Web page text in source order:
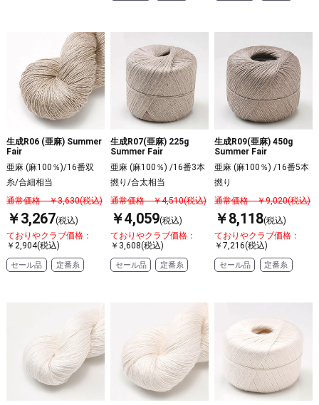
生成R06 (亜麻) Summer
Fair
亜麻 (麻100％)/16番双
糸/合細相当
通常価格 ￥3,630(税込)
￥3,267(税込)
ておりやクラブ価格：
￥2,904(税込)
セール品 定番糸
生成R07(亜麻) 225g
Summer Fair
亜麻 (麻100％) /16番3本
撚り/合太相当
通常価格 ￥4,510(税込)
￥4,059(税込)
ておりやクラブ価格：
￥3,608(税込)
セール品 定番糸
生成R09(亜麻) 450g
Summer Fair
亜麻 (麻100％) /16番5本
撚り
通常価格 ￥9,020(税込)
￥8,118(税込)
ておりやクラブ価格：
￥7,216(税込)
セール品 定番糸